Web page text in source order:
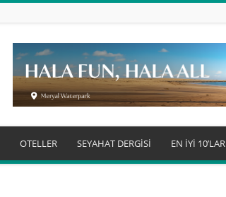
OTELLER SEYAHAT DERGİSİ EN İYİ 10’LAR